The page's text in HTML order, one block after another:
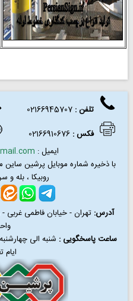
تلفن :
فکس:
02166910676
ایمیل :
با ذخیره شماره موبایل پرشین ساین
روبیکا ، بله
آدرس:
ساعت پاسخگویی :